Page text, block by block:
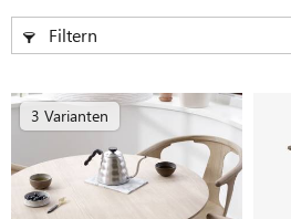
Filtern
3 Varianten